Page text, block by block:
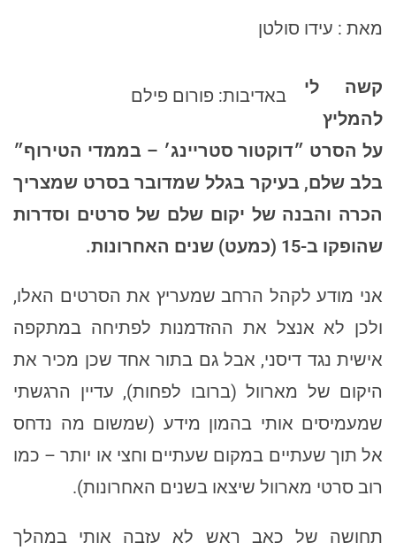
מאת : עידו סולטן
באדיבות: פורום פילם
קשה לי
להמליץ
על הסרט ״דוקטור סטריינג׳ – בממדי הטירוף״
בלב שלם, בעיקר בגלל שמדובר בסרט שמצריך
הכרה והבנה של יקום שלם של סרטים וסדרות
שהופקו ב-15 (כמעט) שנים האחרונות.
אני מודע לקהל הרחב שמעריץ את הסרטים האלו,
ולכן לא אנצל את ההזדמנות לפתיחה במתקפה
אישית נגד דיסני, אבל גם בתור אחד שכן מכיר את
היקום של מארוול (ברובו לפחות), עדיין הרגשתי
שמעמיסים אותי בהמון מידע (שמשום מה נדחס
אל תוך שעתיים במקום שעתיים וחצי או יותר – כמו
רוב סרטי מארוול שיצאו בשנים האחרונות).
תחושה של כאב ראש לא עזבה אותי במהלך